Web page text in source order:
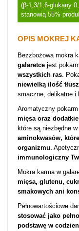
(β-1,3/1,6-glukany
stanowią 55%
OPIS MOKREJ
Bezzbożowa mokra
galaretce jest
wszystkich ras.
niewielką ilość
smaczne, delikatne i
Aromatyczny pokarm
mięsa oraz
które są niezbędne
aminokwasów,
organizmu.
immunologiczny
Mokra karma w
mięsa, glutenu,
smakowych ani
Pełnowartościowe
stosować jako
podstawę w